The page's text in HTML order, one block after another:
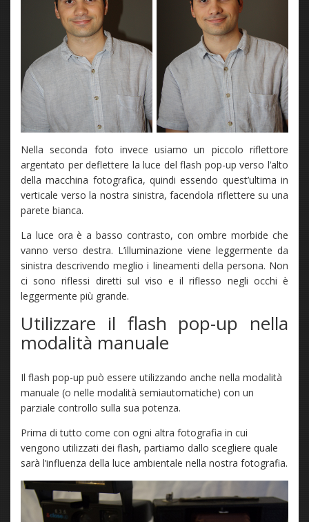
Nella seconda foto invece usiamo un piccolo riflettore
argentato per deflettere la luce del flash pop-up verso l’alto
della macchina fotografica, quindi essendo quest’ultima in
verticale verso la nostra sinistra, facendola riflettere su una
parete bianca.
La luce ora è a basso contrasto, con ombre morbide che
vanno verso destra. L’illuminazione viene leggermente da
sinistra descrivendo meglio i lineamenti della persona. Non
ci sono riflessi diretti sul viso e il riflesso negli occhi è
leggermente più grande.
Utilizzare il flash pop-up nella
modalità manuale
Il flash pop-up può essere utilizzando anche nella modalità
manuale (o nelle modalità semiautomatiche) con un
parziale controllo sulla sua potenza.
Prima di tutto come con ogni altra fotografia in cui
vengono utilizzati dei flash, partiamo dallo scegliere quale
sarà l’influenza della luce ambientale nella nostra fotografia.